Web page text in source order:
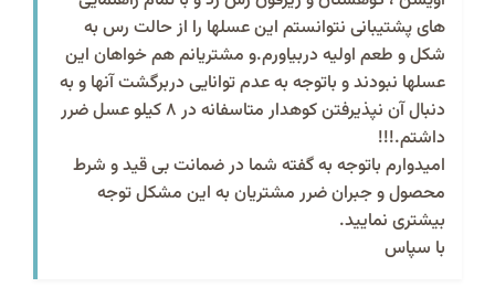
های پشتیبانی نتوانستم این عسلها را از حالت رس به
شکل و طعم اولیه دربیاورم.و مشتریانم هم خواهان این
عسلها نبودند و باتوجه به عدم توانایی دربرگشت آنها و به
دنبال آن نپذیرفتن کوهدار متاسفانه در ۸ کیلو عسل ضرر
داشتم.!!!
امیدوارم باتوجه به گفته شما در ضمانت بی قید و شرط
محصول و جبران ضرر مشتریان به این مشکل توجه
بیشتری نمایید.
با سپاس